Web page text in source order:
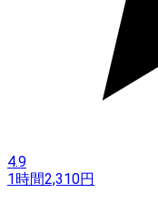
4.9
1時間2,310円